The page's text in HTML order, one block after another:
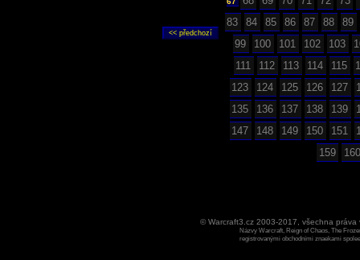
83
84 85 86 87 88
89
99
100 101 102 103
111
112 113 114 115
123
124 125 126 127
135
136 137 138 139
147
148 149 150 151
159
160
© Warcraft3.cz 2003-2017, všechna
Názvy Warcraft, Reign of Chaos, The
registrovanými obchodními znaekami